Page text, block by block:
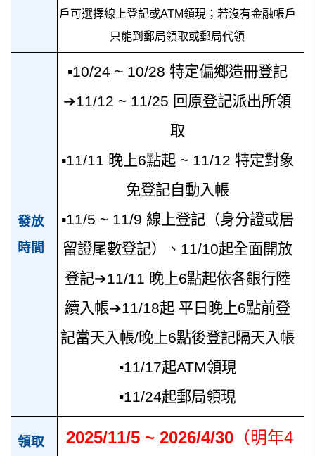
戶可選擇線上登記或ATM領現；若沒有金融帳戶
只能到郵局領取或郵局代領
發放
時間
▪10/24 ~ 10/28 特定偏鄉造冊登記
➔11/12 ~ 11/25 回原登記派出所領
取
▪11/11 晚上6點起 ~ 11/12 特定對象
免登記自動入帳
▪11/5 ~ 11/9 線上登記（身分證或居
留證尾數登記）、11/10起全面開放
登記➔11/11 晚上6點起依各銀行陸
續入帳➔11/18起 平日晚上6點前登
記當天入帳/晚上6點後登記隔天入帳
▪11/17起ATM領現
▪11/24起郵局領現
領取
2025/11/5 ~ 2026/4/30 （明年4